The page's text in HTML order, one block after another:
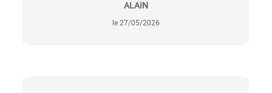
ALAIN
le 27/05/2026